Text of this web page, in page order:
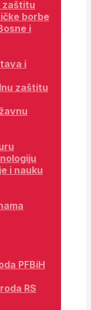
zaštitu
borbe
i
i
zaštitu
i nauku
PFBiH
RS